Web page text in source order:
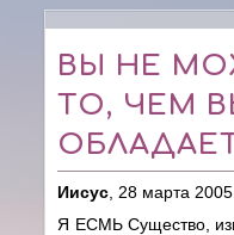
ВЫ НЕ
ТО, ЧЕМ
Иисус , 28 марта 2005.
Я ЕСМЬ Существо,